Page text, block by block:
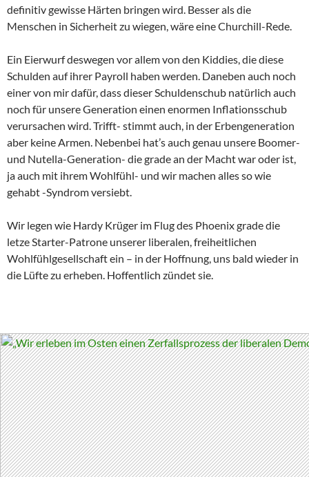
definitiv gewisse Härten bringen wird. Besser als die
Menschen in Sicherheit zu wiegen, wäre eine Churchill-Rede.
Ein Eierwurf deswegen vor allem von den Kiddies, die diese
Schulden auf ihrer Payroll haben werden. Daneben auch noch
einer von mir dafür, dass dieser Schuldenschub natürlich auch
noch für unsere Generation einen enormen Inflationsschub
verursachen wird. Trifft- stimmt auch, in der Erbengeneration
aber keine Armen. Nebenbei hat’s auch genau unsere Boomer-
und Nutella-Generation- die grade an der Macht war oder ist,
ja auch mit ihrem Wohlfühl- und wir machen alles so wie
gehabt -Syndrom versiebt.
Wir legen wie Hardy Krüger im Flug des Phoenix grade die
letze Starter-Patrone unserer liberalen, freiheitlichen
Wohlfühlgesellschaft ein – in der Hoffnung, uns bald wieder in
die Lüfte zu erheben. Hoffentlich zündet sie.